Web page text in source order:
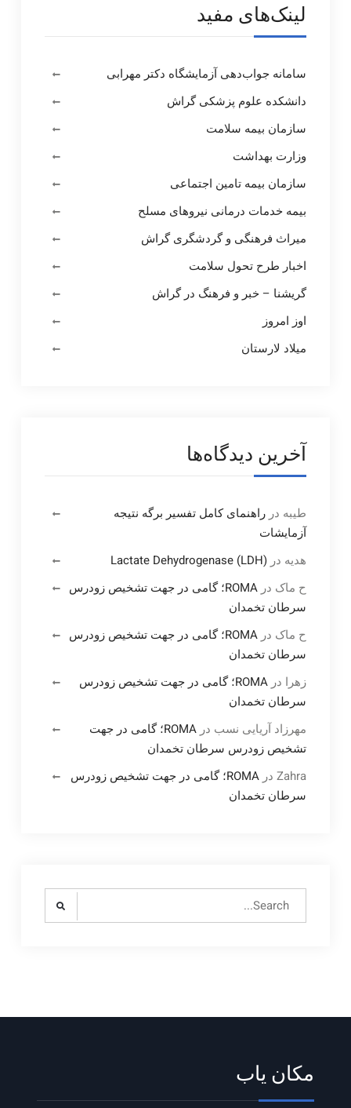
لینک‌های مفید
سامانه جواب‌دهی آزمایشگاه دکتر مهرابی
دانشکده علوم پزشکی گراش
سازمان بیمه سلامت
وزارت بهداشت
سازمان بیمه تامین اجتماعی
بیمه خدمات درمانی نیروهای مسلح
میراث فرهنگی و گردشگری گراش
اخبار طرح تحول سلامت
گریشنا – خبر و فرهنگ در گراش
اوز امروز
میلاد لارستان
آخرین دیدگاه‌ها
طیبه در راهنمای کامل تفسیر برگه نتیجه
آزمایشات
هدیه در Lactate Dehydrogenase (LDH)
ح ماک در
ROMA؛ گامی در جهت تشخیص زودرس
سرطان تخمدان
ح ماک در
ROMA؛ گامی در جهت تشخیص زودرس
سرطان تخمدان
زهرا در
ROMA؛ گامی در جهت تشخیص زودرس
سرطان تخمدان
مهرزاد آریایی نسب در
ROMA؛ گامی در جهت
تشخیص زودرس سرطان تخمدان
Zahraدر
ROMA؛ گامی در جهت تشخیص زودرس
سرطان تخمدان
Search
مکان یاب